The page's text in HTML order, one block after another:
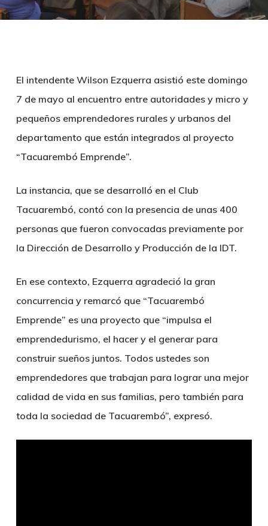
El intendente Wilson Ezquerra asistió este domingo
7 de mayo al encuentro entre autoridades y micro y
pequeños emprendedores rurales y urbanos del
departamento que están integrados al proyecto
“Tacuarembó Emprende”.
La instancia, que se desarrolló en el Club
Tacuarembó, contó con la presencia de unas 400
personas que fueron convocadas previamente por
la Dirección de Desarrollo y Producción de la IDT.
En ese contexto, Ezquerra agradeció la gran
concurrencia y remarcó que “Tacuarembó
Emprende” es una proyecto que “impulsa el
emprendedurismo, el hacer y el generar para
construir sueños juntos. Todos ustedes son
emprendedores que trabajan para lograr una mejor
calidad de vida en sus familias, pero también para
toda la sociedad de Tacuarembó”, expresó.